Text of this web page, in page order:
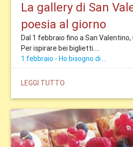
La gallery di San
poesia al giorno
Dal 1 febbraio fino a San
Per ispirare bei biglietti....
1 febbraio - Ho bisogno di ...
LEGGI TUTTO